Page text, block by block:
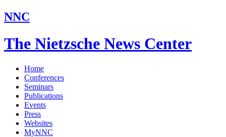
NNC
The Nietzsche News Center
Home
Conferences
Seminars
Publications
Events
Press
Websites
MyNNC